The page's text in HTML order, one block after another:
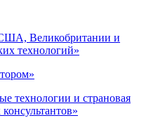
Великобритании и
технологий»
технологии и страновая